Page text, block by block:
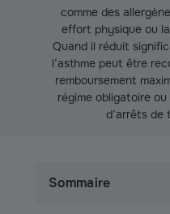
comme des
effort physique ou
Quand il réduit
l’asthme peut être
remboursement
régime obligatoire
d’arrêts de
Sommaire